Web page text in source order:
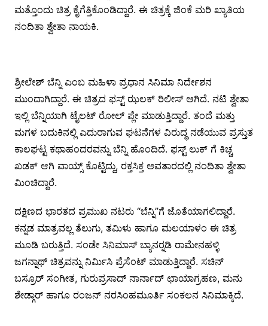
ಮತ್ತೊಂದು ಚಿತ್ರ ಕೈಗೆತ್ತಿಕೊಂಡಿದ್ದಾರೆ. ಈ ಚಿತ್ರಕ್ಕೆ ಜಿಂಕೆ ಮರಿ ಖ್ಯಾತಿಯ
ನಂದಿತಾ ಶ್ವೇತಾ ನಾಯಕಿ.
ಶ್ರೀಲೇಶ್ ಬೆನ್ನಿ ಎಂಬ ಮಹಿಳಾ ಪ್ರಧಾನ ಸಿನಿಮಾ ನಿರ್ದೇಶನ
ಮುಂದಾಗಿದ್ದಾರೆ. ಈ ಚಿತ್ರದ ಫಸ್ಟ್ ಝಲಕ್ ರಿಲೀಸ್ ಆಗಿದೆ. ನಟಿ ಶ್ವೇತಾ
ಇಲ್ಲಿ ಬೆನ್ನಿಯಾಗಿ ಟೈಲಟ್ ರೋಲ್ ಪ್ಲೇ ಮಾಡುತ್ತಿದ್ದಾರೆ. ತಂದೆ ಮತ್ತು
ಮಗಳ ಬದುಕಿನಲ್ಲಿ ಎದುರಾಗುವ ಘಟನೆಗಳ ವಿರುದ್ಧ ನಡೆಯುವ ಪ್ರಸ್ತುತ
ಕಾಲಘಟ್ಟ ಕಥಾಹಂದರವನ್ನು ಬೆನ್ನಿ ಹೊಂದಿದೆ. ಫಸ್ಟ್ ಲುಕ್ ಗೆ ಕಿಚ್ಚ
ಖಡಕ್ ಆಗಿ ವಾಯ್ಸ್ ಕೊಟ್ಟಿದ್ದು, ರಕ್ತಸಿಕ್ತ ಅವತಾರದಲ್ಲಿ ನಂದಿತಾ ಶ್ವೇತಾ
ಮಿಂಚಿದ್ದಾರೆ.
ದಕ್ಷಿಣದ ಭಾರತದ ಪ್ರಮುಖ ನಟರು “ಬೆನ್ನಿ”ಗೆ ಜೊತೆಯಾಗಲಿದ್ದಾರೆ.
ಕನ್ನಡ ಮಾತ್ರವಲ್ಲ ತೆಲುಗು, ತಮಿಳು ಹಾಗೂ ಮಲಯಾಳಂ ಈ ಚಿತ್ರ
ಮೂಡಿ ಬರುತ್ತಿದೆ. ಸಂಡೇ ಸಿನಿಮಾಸ್ ಬ್ಯಾನರ್‍ನಡಿ ರಾಮೇನಹಳ್ಳಿ
ಜಗನ್ನಾಥ್ ಚಿತ್ರವನ್ನು ನಿರ್ಮಿಸಿ ಪ್ರೆಸೆಂಟ್ ಮಾಡುತ್ತಿದ್ದಾರೆ. ಸಚಿನ್
ಬಸ್ರೂರ್ ಸಂಗೀತ, ಗುರುಪ್ರಸಾದ್ ನಾರ್ನಾದ್ ಛಾಯಾಗ್ರಹಣ, ಮನು
ಶೇಡ್ಗಾರ್ ಹಾಗೂ ರಂಜನ್ ನರಸಿಂಹಮೂರ್ತಿ ಸಂಕಲನ ಸಿನಿಮಾಕ್ಕಿದೆ.